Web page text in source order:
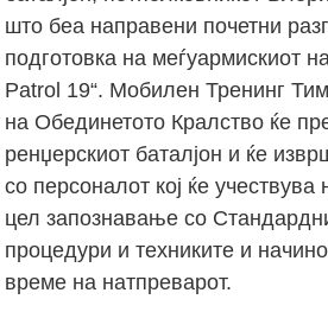
што беа направени почетни
подготовка на меѓуармискиот
Patrol 19“. Мобилен Тренинг
на Обединетото Кралство ќе
ренџерскиот баталјон и ќе
со персоналот кој ќе учествува
цел запознавање со
процедури и техниките и
време на натпреварот.